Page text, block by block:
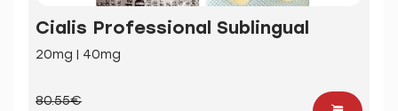
Cialis Professional Sublingual
20mg | 40mg
80.55€